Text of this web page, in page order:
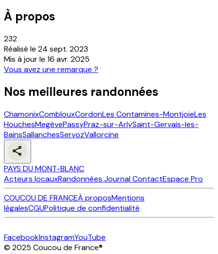
À propos
232
Réalisé le 24 sept. 2023
Mis à jour le 16 avr. 2025
Vous avez une remarque ?
Nos meilleures randonnées
ChamonixComblouxCordonLes Contamines-MontjoieLes
HouchesMegèvePassyPraz-sur-ArlySaint-Gervais-les-
BainsSallanchesServozVallorcine
PAYS DU MONT-BLANC
Acteurs locauxRandonnées JournalContactEspace Pro
COUCOU DE FRANCEÀ proposMentions
légalesCGUPolitique de confidentialité
FacebookInstagramYouTube
© 2025 Coucou de France®